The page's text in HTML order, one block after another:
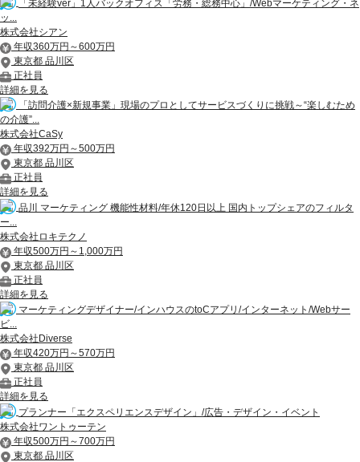
「未経験ver」1人バックオフィス「労務・総務中心」/Webマーケティング・ネ
ッ...
株式会社シアン
年収360万円～600万円
東京都 品川区
正社員
詳細を見る
「訪問介護×新規事業」現場のプロとしてサービスづくりに挑戦～“楽しむため
の介護”...
株式会社CaSy
年収392万円～500万円
東京都 品川区
正社員
詳細を見る
品川 マーケティング 機能性材料/年休120日以上 国内トップシェアのフィルタ
ー...
株式会社ロキテクノ
年収500万円～1,000万円
東京都 品川区
正社員
詳細を見る
マーケティングデザイナー/インハウスのtoCアプリ/インターネット/Webサー
ビ...
株式会社Diverse
年収420万円～570万円
東京都 品川区
正社員
詳細を見る
プランナー「エクスペリエンスデザイン」/広告・デザイン・イベント
株式会社ワントゥーテン
年収500万円～700万円
東京都 品川区